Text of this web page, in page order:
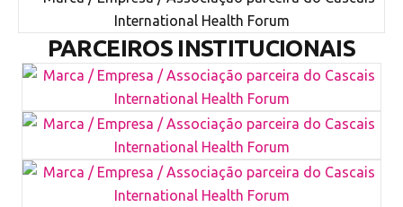
PARCEIROS INSTITUCIONAIS